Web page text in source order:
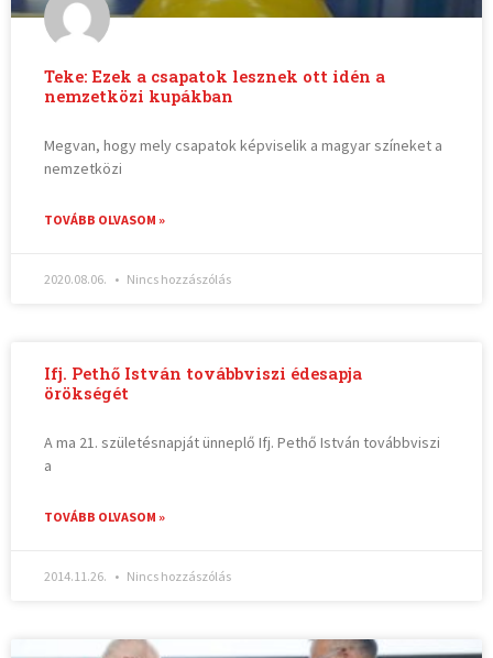
Teke: Ezek a csapatok lesznek ott idén a
nemzetközi kupákban
Megvan, hogy mely csapatok képviselik a magyar színeket a
nemzetközi
TOVÁBB OLVASOM »
2020.08.06. Nincs hozzászólás
Ifj. Pethő István továbbviszi édesapja
örökségét
A ma 21. születésnapját ünneplő Ifj. Pethő István továbbviszi
a
TOVÁBB OLVASOM »
2014.11.26. Nincs hozzászólás